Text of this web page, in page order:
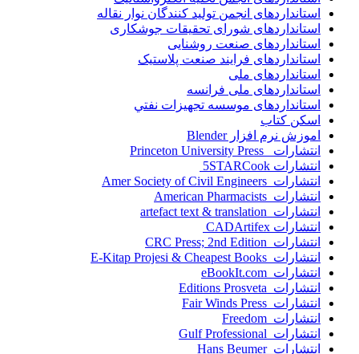
استانداردهای انجمن توليد کنندگان نوار نقاله
استانداردهای شورای تحقیقات جوشکاری
استانداردهای صنعت روشنایی
استانداردهای فرايند صنعت پلاستيک
استانداردهای ملی
استانداردهای ملی فرانسه
استانداردهای موسسه تجهيزات نفتي
اسکن کتاب
اموزش نرم افزار Blender
انتشارات Princeton University Press
انتشارات ‎ 5STARCook
انتشارات Amer Society of Civil Engineers
انتشارات American Pharmacists
انتشارات artefact text & translation
انتشارات ‎ CADArtifex
انتشارات CRC Press; 2nd Edition
انتشارات E-Kitap Projesi & Cheapest Books
انتشارات eBookIt.com
انتشارات Editions Prosveta
انتشارات Fair Winds Press
انتشارات Freedom
انتشارات Gulf Professional
انتشارات Hans Beumer